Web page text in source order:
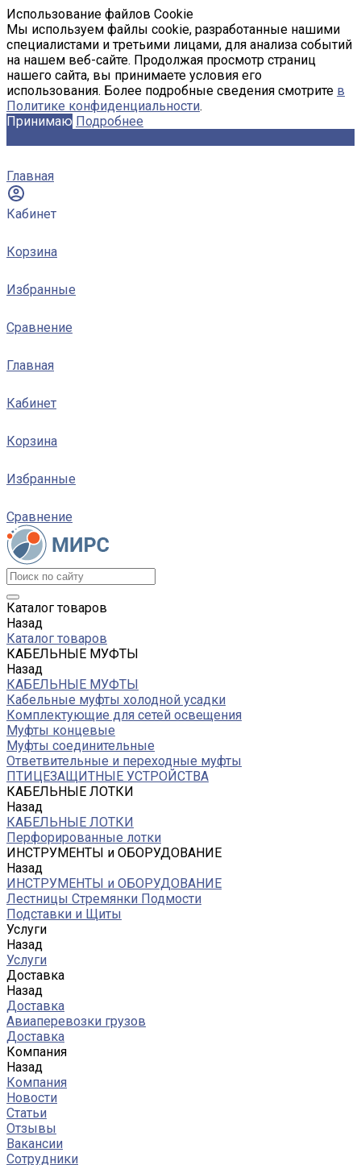
Использование файлов Cookie
Мы используем файлы cookie, разработанные нашими
специалистами и третьими лицами, для анализа событий
на нашем веб-сайте. Продолжая просмотр страниц
нашего сайта, вы принимаете условия его
использования. Более подробные сведения смотрите в
Политике конфиденциальности.
Принимаю Подробнее
Главная
Кабинет
Корзина
Избранные
Сравнение
Главная
Кабинет
Корзина
Избранные
Сравнение
Каталог товаров
Назад
Каталог товаров
КАБЕЛЬНЫЕ МУФТЫ
Назад
КАБЕЛЬНЫЕ МУФТЫ
Кабельные муфты холодной усадки
Комплектующие для сетей освещения
Муфты концевые
Муфты соединительные
Ответвительные и переходные муфты
ПТИЦЕЗАЩИТНЫЕ УСТРОЙСТВА
КАБЕЛЬНЫЕ ЛОТКИ
Назад
КАБЕЛЬНЫЕ ЛОТКИ
Перфорированные лотки
ИНСТРУМЕНТЫ и ОБОРУДОВАНИЕ
Назад
ИНСТРУМЕНТЫ и ОБОРУДОВАНИЕ
Лестницы Стремянки Подмости
Подставки и Щиты
Услуги
Назад
Услуги
Доставка
Назад
Доставка
Авиаперевозки грузов
Доставка
Компания
Назад
Компания
Новости
Статьи
Отзывы
Вакансии
Сотрудники